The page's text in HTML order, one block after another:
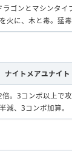
ゴンとマシンタイ
火に、木と毒。猛毒
ナイトメアユナイト
。3コンボ以上で
減、3コンボ加算。